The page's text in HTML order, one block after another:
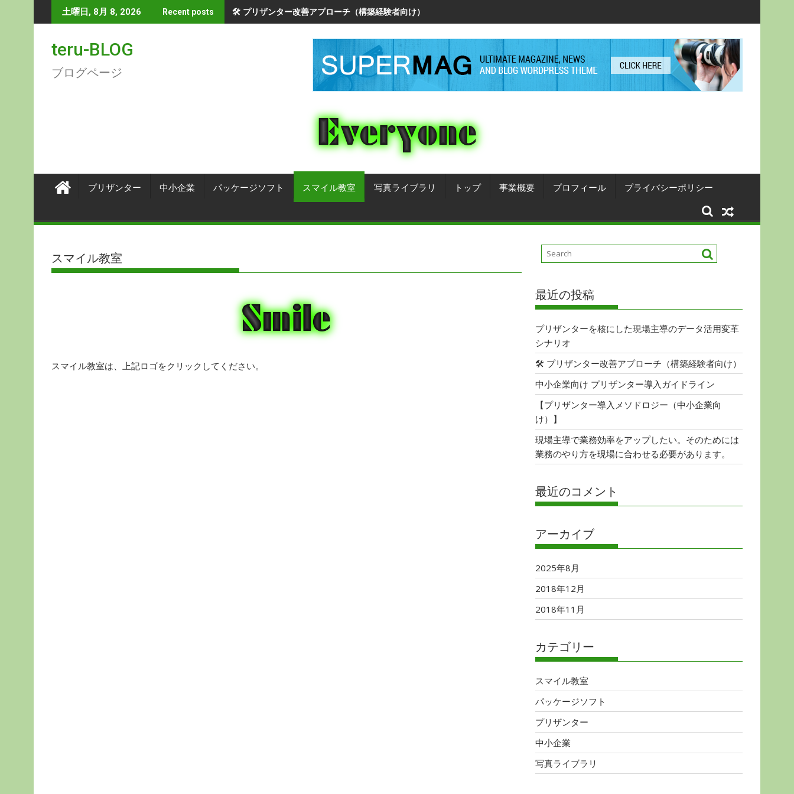
to
土曜日, 8月 8, 2026 Recent posts 🛠 プリザンター改善アプローチ（構築経験者向け）
teru-BLOG
ブログページ
プリザンター 中小企業 パッケージソフト スマイル教室 写真ライブラリ トップ 事業概要 プロフィール プライバシーポリシー
スマイル教室
スマイル教室は、上記ロゴをクリックしてください。
最近の投稿
プリザンターを核にした現場主導のデータ活用変革
シナリオ
🛠 プリザンター改善アプローチ（構築経験者向け）
中小企業向け プリザンター導入ガイドライン
【プリザンター導入メソドロジー（中小企業向
け）】
現場主導で業務効率をアップしたい。そのためには
業務のやり方を現場に合わせる必要があります。
最近のコメント
アーカイブ
2025年8月
2018年12月
2018年11月
カテゴリー
スマイル教室
パッケージソフト
プリザンター
中小企業
写真ライブラリ